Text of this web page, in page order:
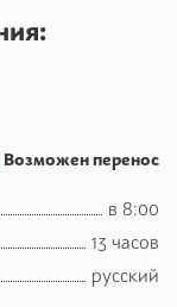
Возможен перенос
в 8:00
13 часов
русский